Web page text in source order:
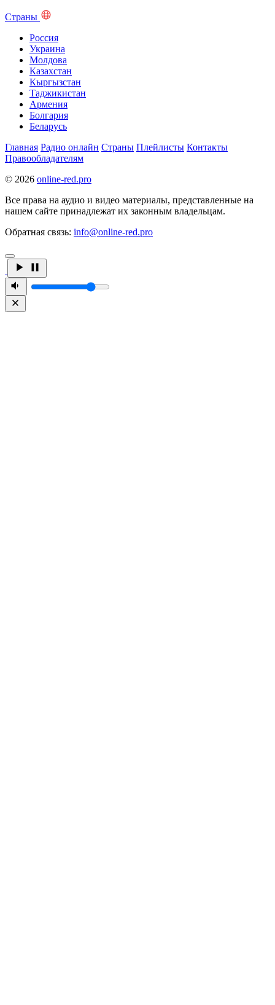
Страны
Россия
Украина
Молдова
Казахстан
Кыргызстан
Таджикистан
Армения
Болгария
Беларусь
Главная Радио онлайн Страны Плейлисты Контакты
Правообладателям
© 2026 online-red.pro
Все права на аудио и видео материалы, представленные на
нашем сайте принадлежат их законным владельцам.
Обратная связь: info@online-red.pro